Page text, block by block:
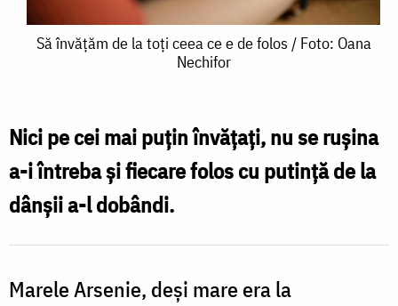
Să
la
toți
ceea
de
Să învățăm de la toți ceea ce e de folos / Foto: Oana
Nechifor
Nici pe cei mai puțin învățați, nu se rușina
a-i între­ba și fiecare folos cu putință de la
dânșii a-l dobândi.
Marele Arsenie, deşi mare era la